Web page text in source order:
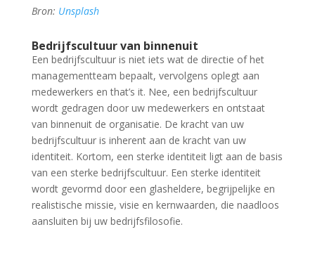
Bron: Unsplash
Bedrijfscultuur van binnenuit
Een bedrijfscultuur is niet iets wat de directie of het
managementteam bepaalt, vervolgens oplegt aan
medewerkers en that’s it. Nee, een bedrijfscultuur
wordt gedragen door uw medewerkers en ontstaat
van binnenuit de organisatie. De kracht van uw
bedrijfscultuur is inherent aan de kracht van uw
identiteit. Kortom, een sterke identiteit ligt aan de basis
van een sterke bedrijfscultuur. Een sterke identiteit
wordt gevormd door een glasheldere, begrijpelijke en
realistische missie, visie en kernwaarden, die naadloos
aansluiten bij uw bedrijfsfilosofie.